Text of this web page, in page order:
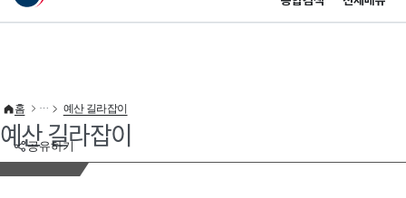
이 누리집은 대한민국 공식 전자정부 누리집입니다.
공유하기
홈 예산 길라잡이
예산 길라잡이